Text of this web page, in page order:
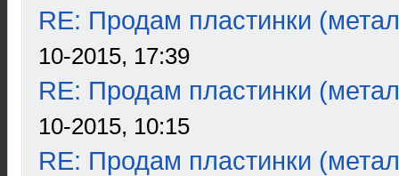
RE: Продам пластинки
10-2015, 17:39
RE: Продам пластинки
10-2015, 10:15
RE: Продам пластинки